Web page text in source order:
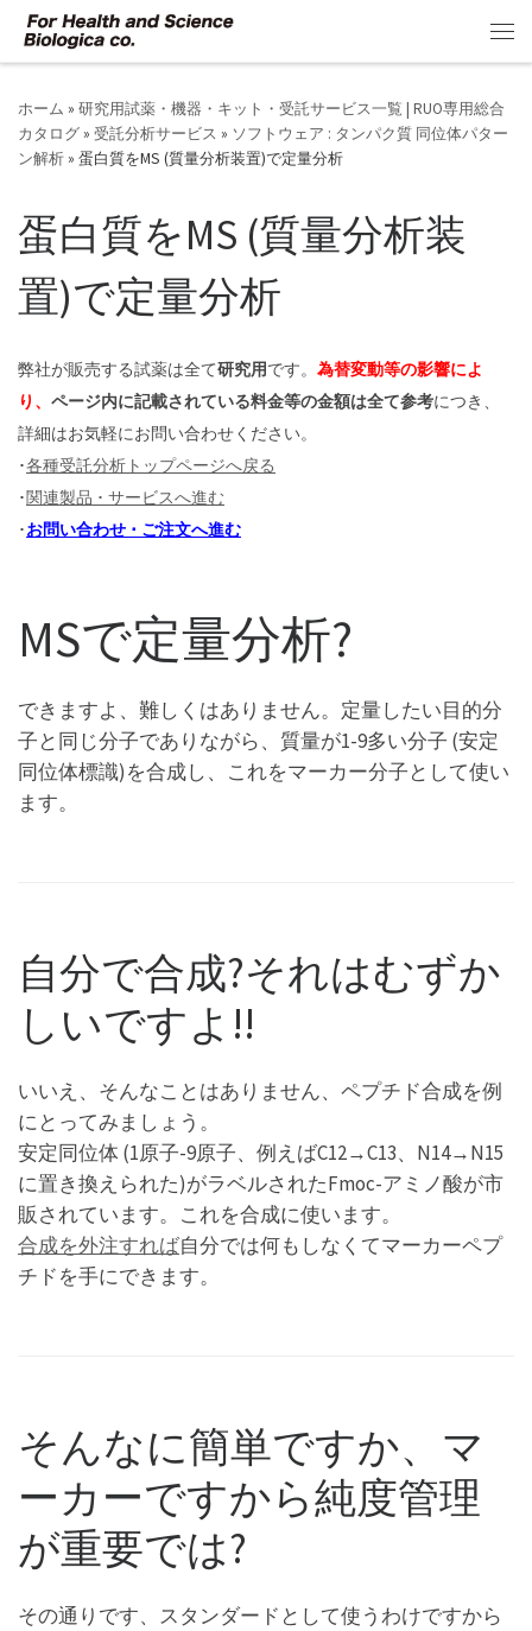
コンテンツへスキップ
ホーム » 研究用試薬・機器・キット・受託サービス一覧 | RUO専用総合
カタログ » 受託分析サービス » ソフトウェア : タンパク質 同位体パター
ン解析 » 蛋白質をMS (質量分析装置)で定量分析
蛋白質をMS (質量分析装
置)で定量分析
弊社が販売する試薬は全て研究用です。 為替変動等の影響によ
り、 ページ内に記載されている料金等の金額は全て参考につき、
詳細はお気軽にお問い合わせください。
･各種受託分析トップページへ戻る
･関連製品 ･ サービスへ進む
･お問い合わせ ･ ご注文へ進む
MSで定量分析?
できますよ、難しくはありません。定量したい目的分
子と同じ分子でありながら、質量が1-9多い分子 (安定
同位体標識)を合成し、これをマーカー分子として使い
ます。
自分で合成?それはむずか
しいですよ!!
いいえ、そんなことはありません、ペプチド合成を例
にとってみましょう。
安定同位体 (1原子-9原子、例えばC12→C13、N14→N15
に置き換えられた)がラベルされたFmoc-アミノ酸が市
販されています。これを合成に使います。
合成を外注すれば自分では何もしなくてマーカーペプ
チドを手にできます。
そんなに簡単ですか、マ
ーカーですから純度管理
が重要では?
その通りです、スタンダードとして使うわけですから